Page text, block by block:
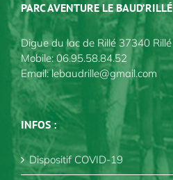
PARC AVENTURE LE BAUD’RILLÉ
Digue du lac de Rillé 37340 Rillé
Mobile:06.95.58.84.52
Email:lebaudrille@gmail.com
INFOS :
Dispositif COVID-19